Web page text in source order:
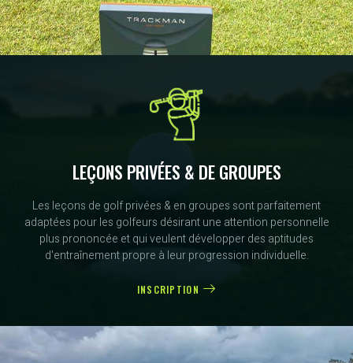
LEÇONS PRIVÉES & DE GROUPES
Les leçons de golf privées & en groupes sont parfaitement
adaptées pour les golfeurs désirant une attention personnelle
plus prononcée et qui veulent développer des aptitudes
d'entraînement propre à leur progression individuelle.
INSCRIPTION